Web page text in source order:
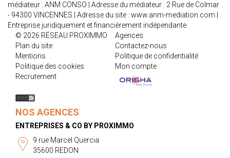
médiateur : ANM CONSO | Adresse du médiateur : 2 Rue de Colmar
- 94300 VINCENNES | Adresse du site : www.anm-mediation.com
Entreprise juridiquement et financièrement indépendante
© 2026 RÉSEAU PROXIMMO
Agences
Plan du site
Contactez-nous
Mentions
Politique de confidentialité
Politique des cookies
Mon compte
Recrutement
NOS AGENCES
ENTREPRISES & CO BY PROXIMMO
9 rue Marcel Quercia
35600 REDON